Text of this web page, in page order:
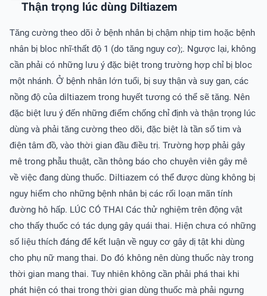
Thận trọng lúc dùng Diltiazem
Tăng cường theo dõi ở bệnh nhân bị chậm nhịp tim hoặc bệnh
nhân bị bloc nhĩ-thất độ 1 (do tăng nguy cơ);. Ngược lại, không
cần phải có những lưu ý đặc biệt trong trường hợp chỉ bị bloc
một nhánh. Ở bệnh nhân lớn tuổi, bị suy thận và suy gan, các
nồng độ của diltiazem trong huyết tương có thể sẽ tăng. Nên
đặc biệt lưu ý đến những điểm chống chỉ định và thận trọng lúc
dùng và phải tăng cường theo dõi, đặc biệt là tần số tim và
điện tâm đồ, vào thời gian đầu điều trị. Trường hợp phải gây
mê trong phẫu thuật, cần thông báo cho chuyên viên gây mê
về việc đang dùng thuốc. Diltiazem có thể được dùng không bị
nguy hiểm cho những bệnh nhân bị các rối loạn mãn tính
đường hô hấp. LÚC CÓ THAI Các thử nghiệm trên động vật
cho thấy thuốc có tác dụng gây quái thai. Hiện chưa có những
số liệu thích đáng để kết luận về nguy cơ gây dị tật khi dùng
cho phụ nữ mang thai. Do đó không nên dùng thuốc này trong
thời gian mang thai. Tuy nhiên không cần phải phá thai khi
phát hiện có thai trong thời gian dùng thuốc mà phải ngưng